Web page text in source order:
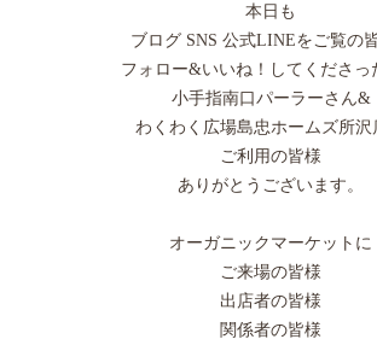
本日も
ブログ SNS 公式LINEをご覧の
フォロー&いいね！してくださっ
小手指南口パーラーさん&
わくわく広場島忠ホームズ所沢
ご利用の皆様
ありがとうございます。
オーガニックマーケットに
ご来場の皆様
出店者の皆様
関係者の皆様